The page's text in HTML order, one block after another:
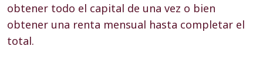
obtener todo el capital de una vez o bien
obtener una renta mensual hasta completar el
total.